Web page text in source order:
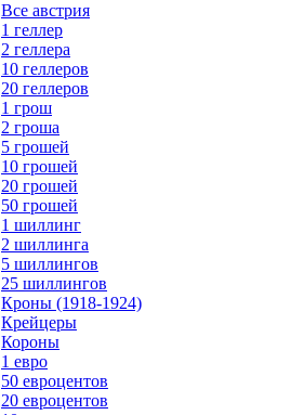
Все австрия
1 геллер
2 геллера
10 геллеров
20 геллеров
1 грош
2 гроша
5 грошей
10 грошей
20 грошей
50 грошей
1 шиллинг
2 шиллинга
5 шиллингов
25 шиллингов
Кроны (1918-1924)
Крейцеры
Короны
1 евро
50 евроцентов
20 евроцентов